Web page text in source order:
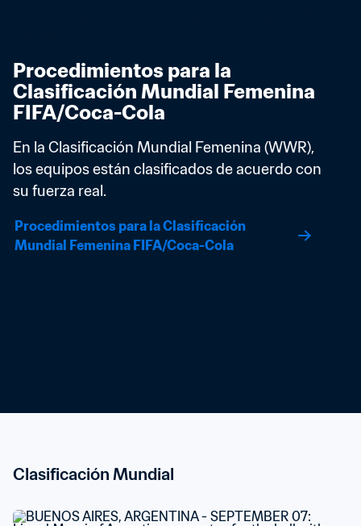
Procedimientos para la
Clasificación Mundial Femenina
FIFA/Coca-Cola
En la Clasificación Mundial Femenina (WWR),
los equipos están clasificados de acuerdo con
su fuerza real.
Procedimientos para la Clasificación
Mundial Femenina FIFA/Coca-Cola
Clasificación Mundial